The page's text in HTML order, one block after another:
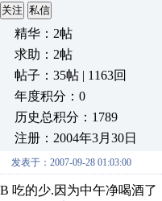
关注 私信
精华：2帖
求助：2帖
帖子：35帖 | 1163回
年度积分：0
历史总积分：1789
注册：2004年3月30日
发表于：2007-09-28 01:03:00
B 吃的少.因为中午净喝酒了